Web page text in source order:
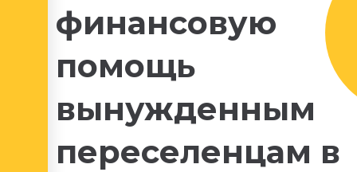
финансовую
помощь
вынужденным
переселенцам в